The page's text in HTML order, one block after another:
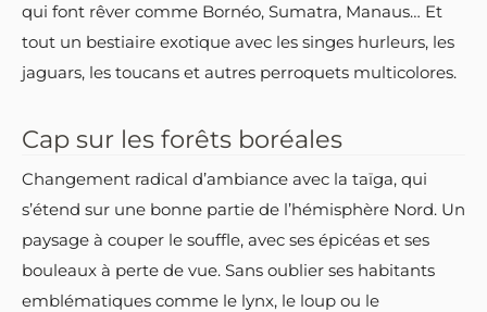
qui font rêver comme Bornéo, Sumatra, Manaus… Et
tout un bestiaire exotique avec les singes hurleurs, les
jaguars, les toucans et autres perroquets multicolores.
Cap sur les forêts boréales
Changement radical d’ambiance avec la taïga, qui
s’étend sur une bonne partie de l’hémisphère Nord. Un
paysage à couper le souffle, avec ses épicéas et ses
bouleaux à perte de vue. Sans oublier ses habitants
emblématiques comme le lynx, le loup ou le